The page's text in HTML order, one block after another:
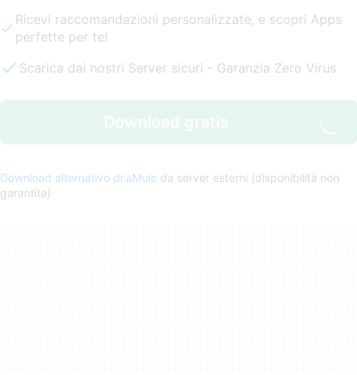
Ricevi raccomandazioni personalizzate, e scopri Apps
perfette per te!
Scarica dai nostri Server sicuri - Garanzia Zero Virus
Download gratis
Download alternativo di aMule da server esterni (disponibilità non
garantita)